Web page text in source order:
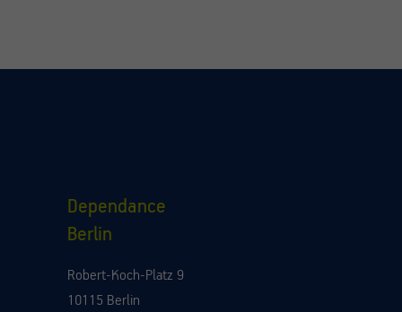
Dependance
Berlin
Robert-Koch-Platz 9
10115 Berlin